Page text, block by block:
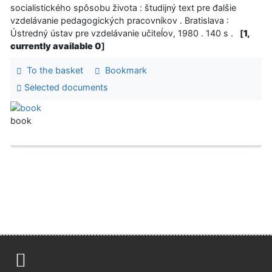
socialistického spôsobu života : študijný text pre đalšie
vzdelávanie pedagogických pracovníkov . Bratislava :
Ústredný ústav pre vzdelávanie učiteĺov, 1980 . 140 s .
[1,
currently available 0]
To the basket
Bookmark
Selected documents
book